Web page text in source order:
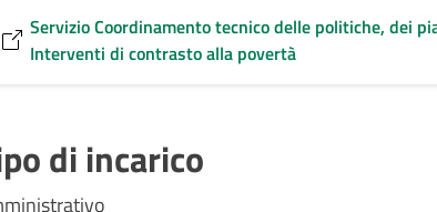
Servizio Coordinamento tecnico delle politiche, dei
Interventi di contrasto alla povertà
di incarico